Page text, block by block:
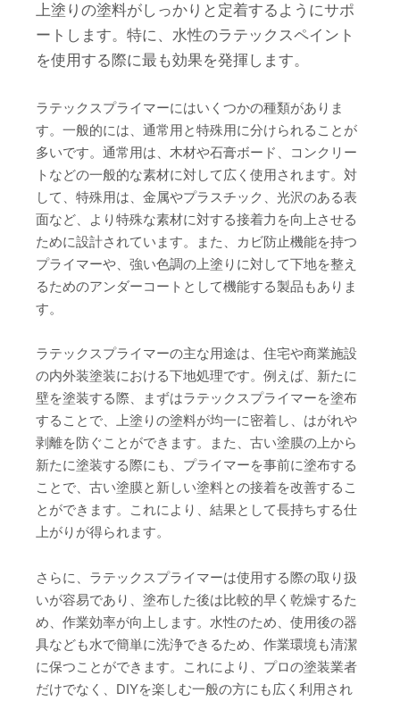
上塗りの塗料がしっかりと定着するようにサポ
ートします。特に、水性のラテックスペイント
を使用する際に最も効果を発揮します。
ラテックスプライマーにはいくつかの種類がありま
す。一般的には、通常用と特殊用に分けられることが
多いです。通常用は、木材や石膏ボード、コンクリー
トなどの一般的な素材に対して広く使用されます。対
して、特殊用は、金属やプラスチック、光沢のある表
面など、より特殊な素材に対する接着力を向上させる
ために設計されています。また、カビ防止機能を持つ
プライマーや、強い色調の上塗りに対して下地を整え
るためのアンダーコートとして機能する製品もありま
す。
ラテックスプライマーの主な用途は、住宅や商業施設
の内外装塗装における下地処理です。例えば、新たに
壁を塗装する際、まずはラテックスプライマーを塗布
することで、上塗りの塗料が均一に密着し、はがれや
剥離を防ぐことができます。また、古い塗膜の上から
新たに塗装する際にも、プライマーを事前に塗布する
ことで、古い塗膜と新しい塗料との接着を改善するこ
とができます。これにより、結果として長持ちする仕
上がりが得られます。
さらに、ラテックスプライマーは使用する際の取り扱
いが容易であり、塗布した後は比較的早く乾燥するた
め、作業効率が向上します。水性のため、使用後の器
具なども水で簡単に洗浄できるため、作業環境も清潔
に保つことができます。これにより、プロの塗装業者
だけでなく、DIYを楽しむ一般の方にも広く利用され